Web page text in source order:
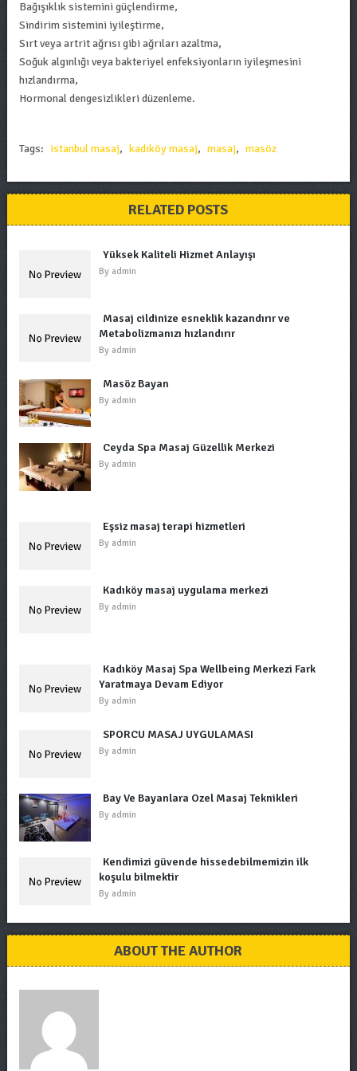
Bağışıklık sistemini güçlendirme,
Sindirim sistemini iyileştirme,
Sırt veya artrit ağrısı gibi ağrıları azaltma,
Soğuk algınlığı veya bakteriyel enfeksiyonların iyileşmesini
hızlandırma,
Hormonal dengesizlikleri düzenleme.
Tags: istanbul masaj, kadıköy masaj, masaj, masöz
RELATED POSTS
Yüksek Kaliteli Hizmet Anlayışı
By admin
Masaj cildinize esneklik kazandırır ve
Metabolizmanızı hızlandırır
By admin
Masöz Bayan
By admin
Ceyda Spa Masaj Güzellik Merkezi
By admin
Eşsiz masaj terapi hizmetleri
By admin
Kadıköy masaj uygulama merkezi
By admin
Kadıköy Masaj Spa Wellbeing Merkezi Fark
Yaratmaya Devam Ediyor
By admin
SPORCU MASAJ UYGULAMASI
By admin
Bay Ve Bayanlara Özel Masaj Teknikleri
By admin
Kendimizi güvende hissedebilmemizin ilk
koşulu bilmektir
By admin
ABOUT THE AUTHOR